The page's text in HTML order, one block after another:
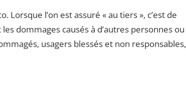
Lorsque l’on est assuré « au tiers », c’est de
dommages causés à d’autres personnes ou
usagers blessés et non responsables,